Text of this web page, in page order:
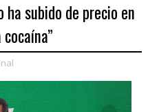
ha subido de precio en